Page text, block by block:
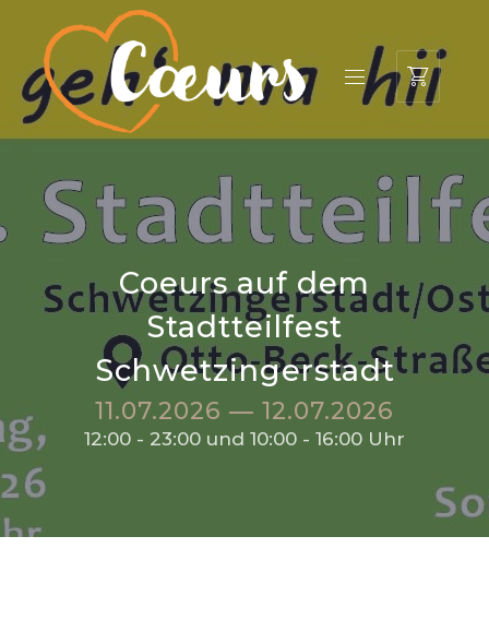
springen
NAVIGATION
Coeurs auf dem
Stadtteilfest
Schwetzingerstadt
11.07.2026 — 12.07.2026
12:00 - 23:00 und 10:00 - 16:00 Uhr